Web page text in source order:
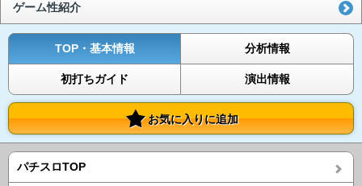
ゲーム性紹介
TOP・基本情報 分析情報
初打ちガイド 演出情報
お気に入りに追加
パチスロTOP